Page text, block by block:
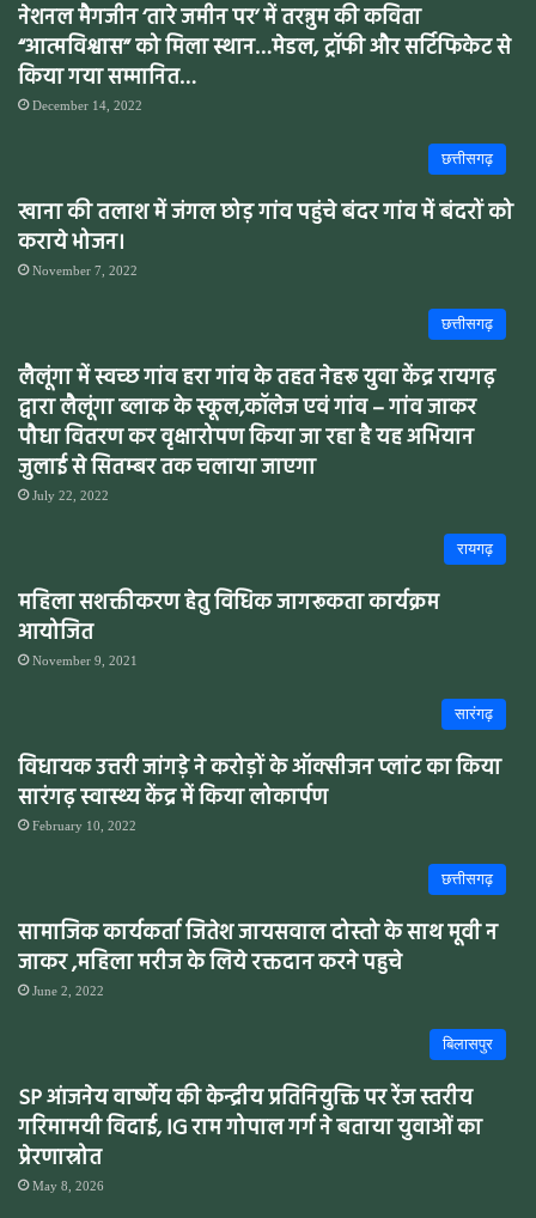
नेशनल मैगजीन ‘तारे जमीन पर’ में तरन्नुम की कविता
“आत्मविश्वास” को मिला स्थान…मेडल, ट्रॉफी और सर्टिफिकेट से
किया गया सम्मानित…
December 14, 2022
छत्तीसगढ़
खाना की तलाश में जंगल छोड़ गांव पहुंचे बंदर गांव में बंदरों को
कराये भोजन।
November 7, 2022
छत्तीसगढ़
लैलूंगा में स्वच्छ गांव हरा गांव के तहत नेहरू युवा केंद्र रायगढ़
द्वारा लैलूंगा ब्लाक के स्कूल,कॉलेज एवं गांव – गांव जाकर
पौधा वितरण कर वृक्षारोपण किया जा रहा है यह अभियान
जुलाई से सितम्बर तक चलाया जाएगा
July 22, 2022
रायगढ़
महिला सशक्तीकरण हेतु विधिक जागरूकता कार्यक्रम
आयोजित
November 9, 2021
सारंगढ़
विधायक उत्तरी जांगड़े ने करोड़ों के ऑक्सीजन प्लांट का किया
सारंगढ़ स्वास्थ्य केंद्र में किया लोकार्पण
February 10, 2022
छत्तीसगढ़
सामाजिक कार्यकर्ता जितेश जायसवाल दोस्तो के साथ मूवी न
जाकर ,महिला मरीज के लिये रक्तदान करने पहुचे
June 2, 2022
बिलासपुर
SP आंजनेय वार्ष्णेय की केन्द्रीय प्रतिनियुक्ति पर रेंज स्तरीय
गरिमामयी विदाई, IG राम गोपाल गर्ग ने बताया युवाओं का
प्रेरणास्रोत
May 8, 2026